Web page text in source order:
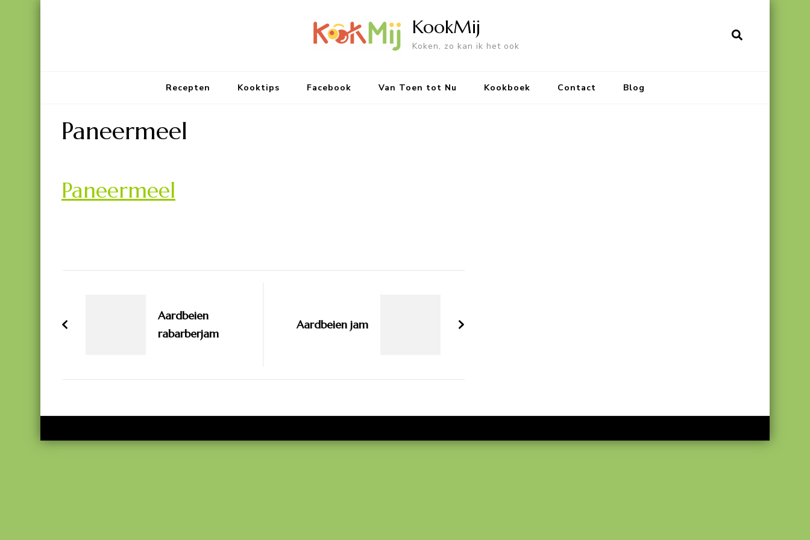
KookMij
Koken, zo kan ik het ook
Recepten Kooktips Facebook Van Toen tot Nu Kookboek Contact Blog
Paneermeel
Paneermeel
Aardbeien
rabarberjam
Aardbeien jam